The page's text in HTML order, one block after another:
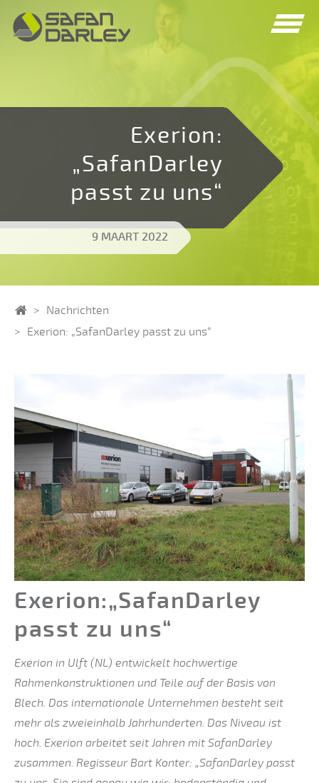
Spring
naar
navigatie
Spring
naar
inhoud
Exerion:
„SafanDarley
passt zu uns“
9 MAART 2022
HomeNachrichten
Exerion: „SafanDarley passt zu uns“
Exerion:„SafanDarley
passt zu uns“
Exerion in Ulft (NL) entwickelt hochwertige
Rahmenkonstruktionen und Teile auf der Basis von
Blech. Das internationale Unternehmen besteht seit
mehr als zweieinhalb Jahrhunderten. Das Niveau ist
hoch. Exerion arbeitet seit Jahren mit SafanDarley
zusammen. Regisseur Bart Konter: „SafanDarley passt